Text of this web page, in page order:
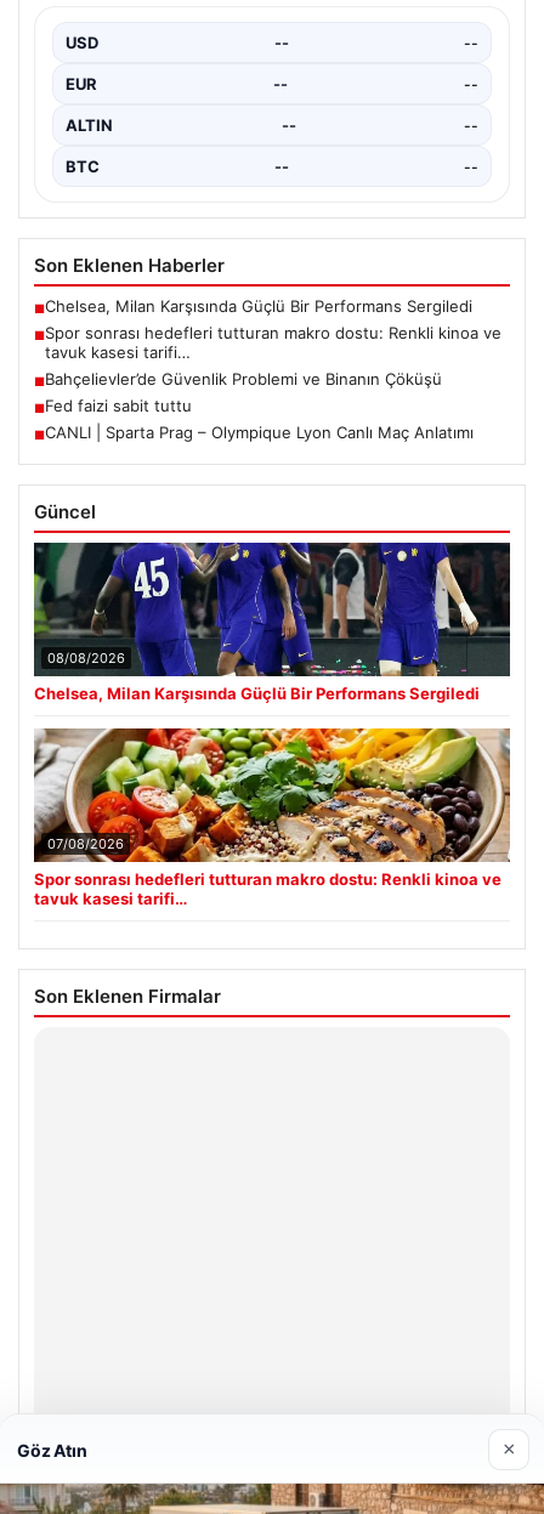
yaşamaktadır. Baştan başa özel evlerde ikamet eden…
USD -- --
EUR -- --
ALTIN -- --
BTC -- --
Son Eklenen Haberler
■Chelsea, Milan Karşısında Güçlü Bir Performans Sergiledi
■Spor sonrası hedefleri tutturan makro dostu: Renkli kinoa ve
tavuk kasesi tarifi…
■Bahçelievler’de Güvenlik Problemi ve Binanın Çöküşü
■Fed faizi sabit tuttu
■CANLI | Sparta Prag – Olympique Lyon Canlı Maç Anlatımı
Güncel
08/08/2026
Chelsea, Milan Karşısında Güçlü Bir Performans Sergiledi
07/08/2026
Spor sonrası hedefleri tutturan makro dostu: Renkli kinoa ve
tavuk kasesi tarifi…
Son Eklenen Firmalar
Göz Atın ×